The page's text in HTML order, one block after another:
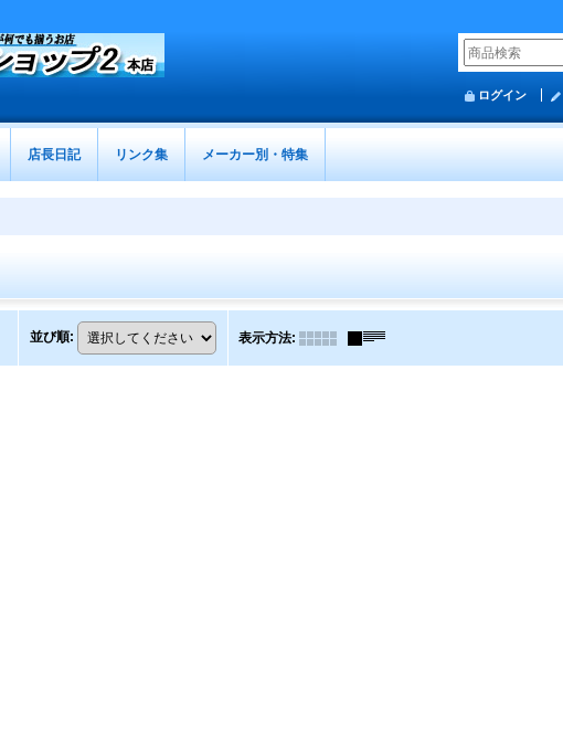
ログイン
店長日記 リンク集 メーカー別・特集
並び順: 表示方法: